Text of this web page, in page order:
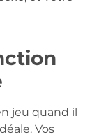
jeu quand il
Vos